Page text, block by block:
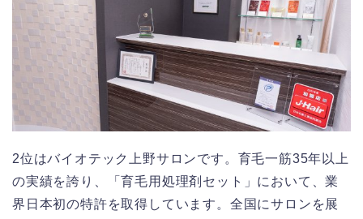
2位はバイオテック上野サロンです。育毛一筋35年以上
の実績を誇り、「育毛用処理剤セット」において、業
界日本初の特許を取得しています。全国にサロンを展